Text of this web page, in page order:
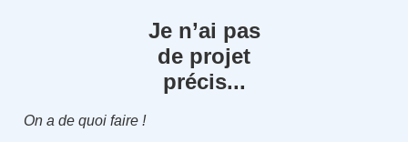
Je n’ai pas
de projet
précis...
On a de quoi faire !